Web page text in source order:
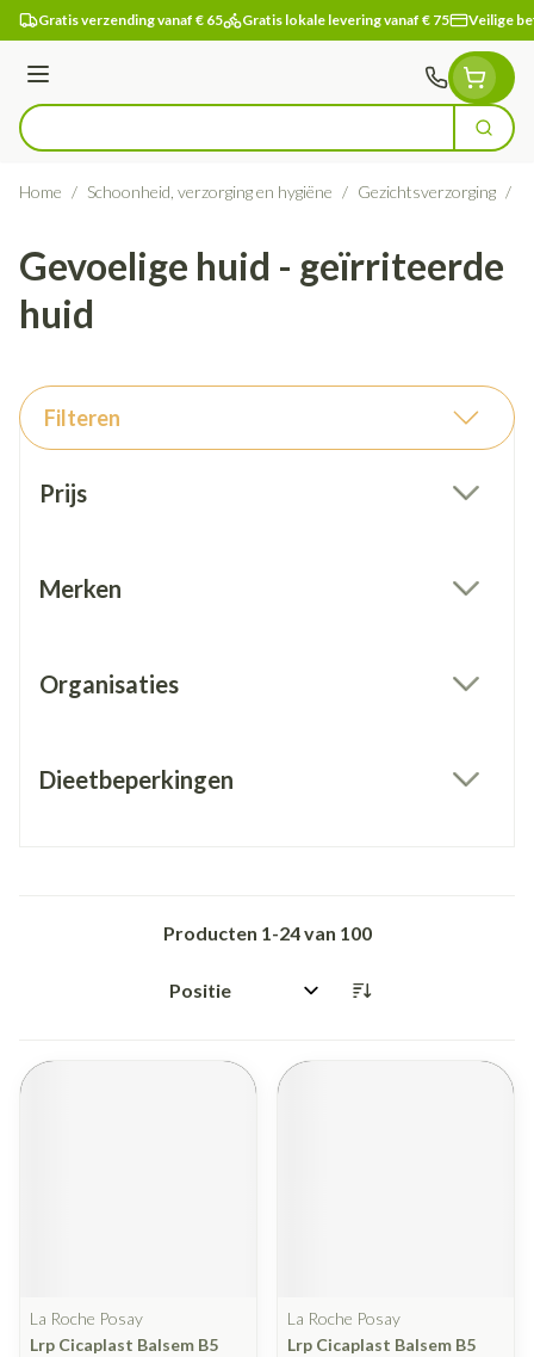
Ga naar de inhoud
Gratis verzending vanaf € 65 Gratis lokale levering vanaf € 75 Veilige
Menu
Product, merk, categorie... Zoek
Home / Schoonheid, verzorging en hygiëne / Gezichtsverzorging /
Gevoelige huid - geïrriteerde
huid
Filteren
Prijs
Merken
Organisaties
Dieetbeperkingen
Producten 1-24van 100
Sorteer op:
La Roche Posay
Lrp Cicaplast Balsem B5
La Roche Posay
Lrp Cicaplast Balsem B5